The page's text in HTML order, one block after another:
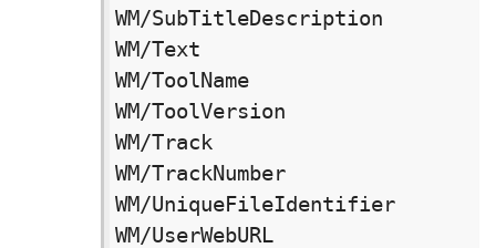
WM/SubTitleDescription　　　　　
WM/Text　　　　　　　　　　　　　
WM/ToolName　　　　　　　　　　
WM/ToolVersion　　　　　　　　　
WM/Track　　　　　　　　　　　　
WM/TrackNumber　　　　　　　　　
WM/UniqueFileIdentifier　　　　
WM/UserWebURL　　　　　　　　　